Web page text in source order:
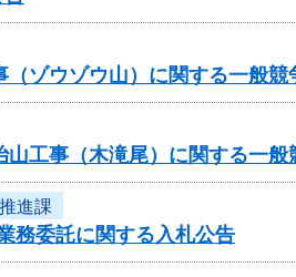
ゾウゾウ山）に関する一般競
工事（木滝尾）に関する一般
進課
務委託に関する入札公告